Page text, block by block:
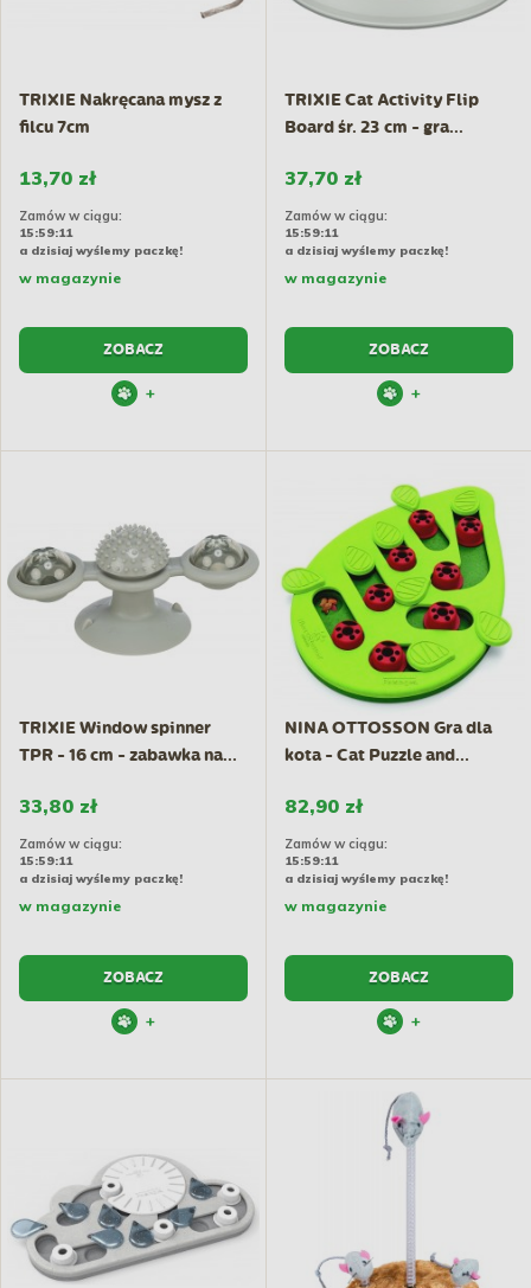
TRIXIE Nakręcana mysz z
filcu 7cm
13,70 zł
Zamów w ciągu:
15:59:10
a dzisiaj wyślemy paczkę!
w magazynie
ZOBACZ
+
TRIXIE Cat Activity Flip
Board śr. 23 cm - gra...
37,70 zł
Zamów w ciągu:
15:59:10
a dzisiaj wyślemy paczkę!
w magazynie
ZOBACZ
+
TRIXIE Window spinner
TPR - 16 cm - zabawka na...
33,80 zł
Zamów w ciągu:
15:59:10
a dzisiaj wyślemy paczkę!
w magazynie
ZOBACZ
+
NINA OTTOSSON Gra dla
kota - Cat Puzzle and...
82,90 zł
Zamów w ciągu:
15:59:10
a dzisiaj wyślemy paczkę!
w magazynie
ZOBACZ
+